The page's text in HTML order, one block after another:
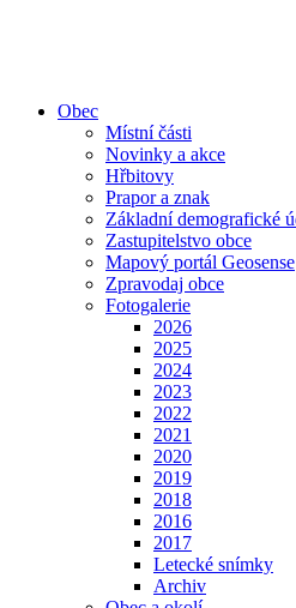
Obec
Místní části
Novinky a akce
Hřbitovy
Prapor a znak
Základní demografické
Zastupitelstvo obce
Mapový portál Geosense
Zpravodaj obce
Fotogalerie
2026
2025
2024
2023
2022
2021
2020
2019
2018
2016
2017
Letecké snímky
Archiv